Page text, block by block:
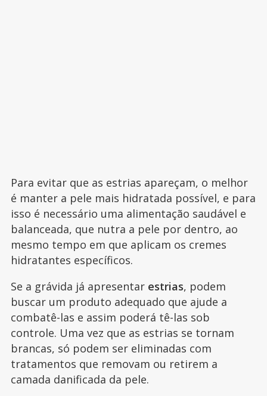
Para evitar que as estrias apareçam, o melhor
é manter a pele mais hidratada possível, e para
isso é necessário uma alimentação saudável e
balanceada, que nutra a pele por dentro, ao
mesmo tempo em que aplicam os cremes
hidratantes específicos.
Se a grávida já apresentar estrias, podem
buscar um produto adequado que ajude a
combatê-las e assim poderá tê-las sob
controle. Uma vez que as estrias se tornam
brancas, só podem ser eliminadas com
tratamentos que removam ou retirem a
camada danificada da pele.